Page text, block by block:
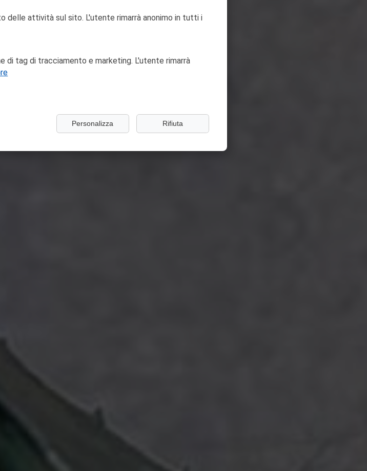
delle attività sul sito. L'utente rimarrà anonimo in tutti i
di tag di tracciamento e marketing. L'utente rimarrà
Personalizza Rifiuta